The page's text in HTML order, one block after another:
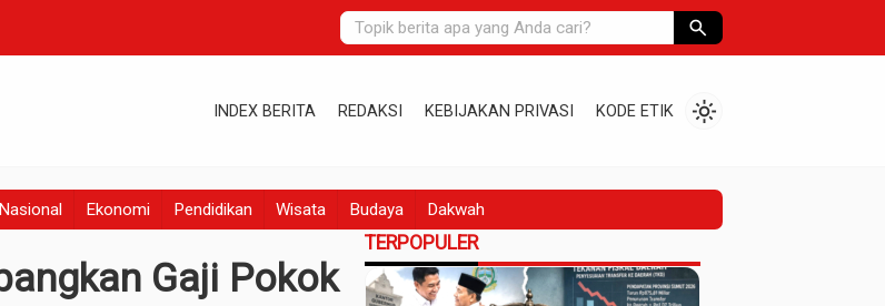
search
INDEX BERITA REDAKSI KEBIJAKAN PRIVASI KODE ETIK light_mode
Nasional Ekonomi Pendidikan Wisata Budaya Dakwah
Gaji Pokok
TERPOPULER